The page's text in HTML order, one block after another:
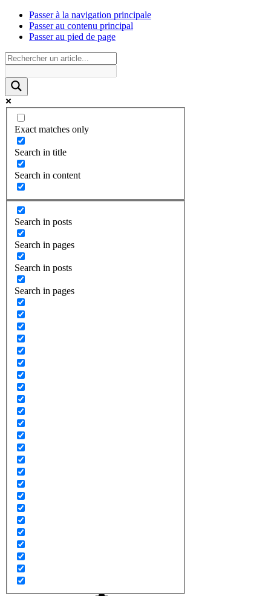
Passer à la navigation principale
Passer au contenu principal
Passer au pied de page
Exact matches only
Search in title
Search in content
Search in posts
Search in pages
Search in posts
Search in pages